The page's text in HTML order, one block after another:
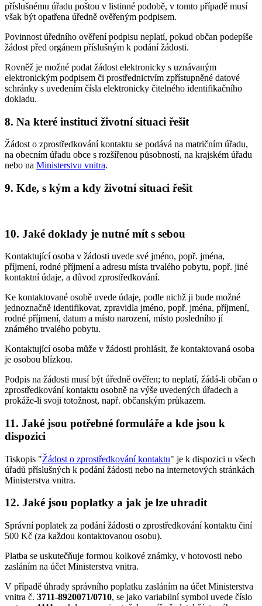
příslušnému úřadu poštou v listinné podobě, v tomto případě musí
však být opatřena úředně ověřeným podpisem.
Povinnost úředního ověření podpisu neplatí, pokud občan podepíše
žádost před orgánem příslušným k podání žádosti.
Rovněž je možné podat žádost elektronicky s uznávaným
elektronickým podpisem či prostřednictvím zpřístupněné datové
schránky s uvedením čísla elektronicky čitelného identifikačního
dokladu.
8. Na které instituci životní situaci řešit
Žádost o zprostředkování kontaktu se podává na matričním úřadu,
na obecním úřadu obce s rozšířenou působností, na krajském úřadu
nebo na Ministerstvu vnitra.
9. Kde, s kým a kdy životní situaci řešit
10. Jaké doklady je nutné mít s sebou
Kontaktující osoba v žádosti uvede své jméno, popř. jména,
příjmení, rodné příjmení a adresu místa trvalého pobytu, popř. jiné
kontaktní údaje, a důvod zprostředkování.
Ke kontaktované osobě uvede údaje, podle nichž ji bude možné
jednoznačně identifikovat, zpravidla jméno, popř. jména, příjmení,
rodné příjmení, datum a místo narození, místo posledního jí
známého trvalého pobytu.
Kontaktující osoba může v žádosti prohlásit, že kontaktovaná osoba
je osobou blízkou.
Podpis na žádosti musí být úředně ověřen; to neplatí, žádá-li občan o
zprostředkování kontaktu osobně na výše uvedených úřadech a
prokáže-li svoji totožnost, např. občanským průkazem.
11. Jaké jsou potřebné formuláře a kde jsou k
dispozici
Tiskopis "Žádost o zprostředkování kontaktu" je k dispozici u všech
úřadů příslušných k podání žádosti nebo na internetových stránkách
Ministerstva vnitra.
12. Jaké jsou poplatky a jak je lze uhradit
Správní poplatek za podání žádosti o zprostředkování kontaktu činí
500 Kč (za každou kontaktovanou osobu).
Platba se uskutečňuje formou kolkové známky, v hotovosti nebo
zasláním na účet Ministerstva vnitra.
V případě úhrady správního poplatku zasláním na účet Ministerstva
vnitra č. 3711-8920071/0710, se jako variabilní symbol uvede číslo